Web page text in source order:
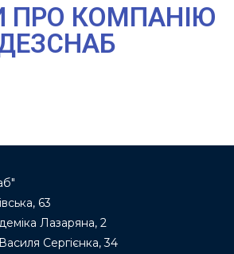
ПРО КОМПАНІЮ
63
Лазаряна, 2
Сергієнка, 34